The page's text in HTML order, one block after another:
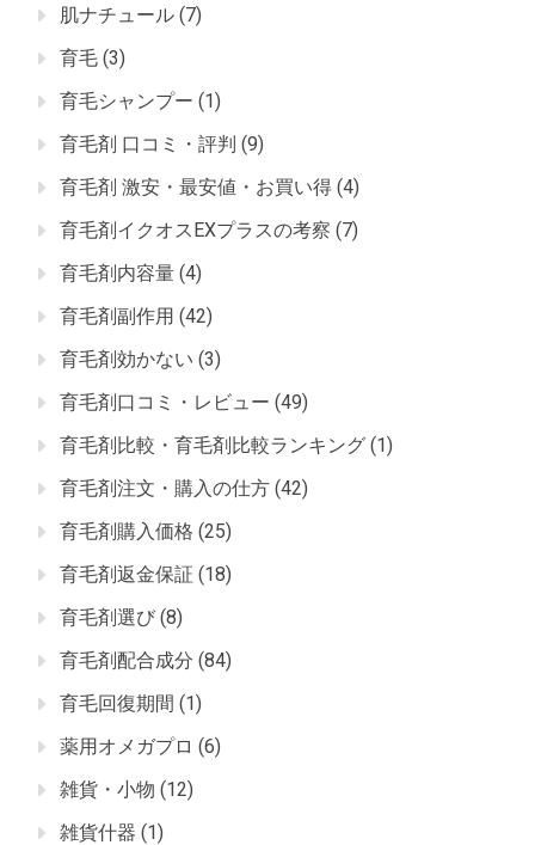
肌ナチュール (7)
育毛 (3)
育毛シャンプー (1)
育毛剤 口コミ・評判 (9)
育毛剤 激安・最安値・お買い得 (4)
育毛剤イクオスEXプラスの考察 (7)
育毛剤内容量 (4)
育毛剤副作用 (42)
育毛剤効かない (3)
育毛剤口コミ・レビュー (49)
育毛剤比較・育毛剤比較ランキング (1)
育毛剤注文・購入の仕方 (42)
育毛剤購入価格 (25)
育毛剤返金保証 (18)
育毛剤選び (8)
育毛剤配合成分 (84)
育毛回復期間 (1)
薬用オメガプロ (6)
雑貨・小物 (12)
雑貨什器 (1)